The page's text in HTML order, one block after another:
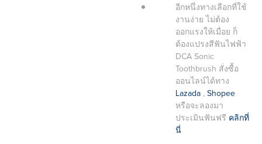
อีกหนึ่งทางเลือกที่ใช้
งานง่าย ไม่ต้อง
ออกแรงให้เมื่อย ก็
ต้องแปรงสีฟันไฟฟ้า
DCA Sonic
Toothbrush สั่งซื้อ
ออนไลน์ได้ทาง
Lazada ,Shopee
หรือจะลองมา
ประเมินฟันฟรี คลิกที่
นี่